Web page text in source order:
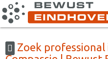
Zoek